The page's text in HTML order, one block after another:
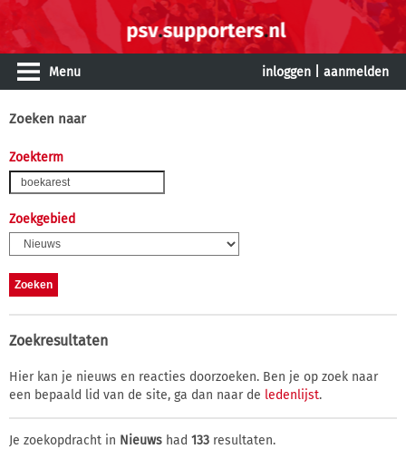
Menu inloggen aanmelden
Zoeken naar
Zoekterm
Zoekgebied
Zoekresultaten
Hier kan je nieuws en reacties doorzoeken. Ben je op zoek naar
een bepaald lid van de site, ga dan naar de ledenlijst.
Je zoekopdracht in Nieuws had 133 resultaten.